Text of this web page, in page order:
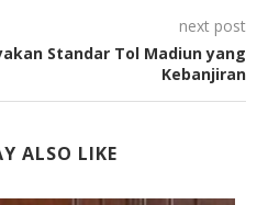
next post
Standar Tol Madiun yang
Kebanjiran
ALSO LIKE